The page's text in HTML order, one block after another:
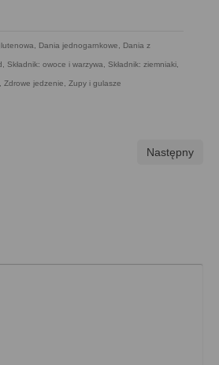
Dania jednogarnkowe Dania z
Składnik: owoce i warzywa Składnik: ziemniaki
Zdrowe jedzenie Zupy i gulasze
Następny